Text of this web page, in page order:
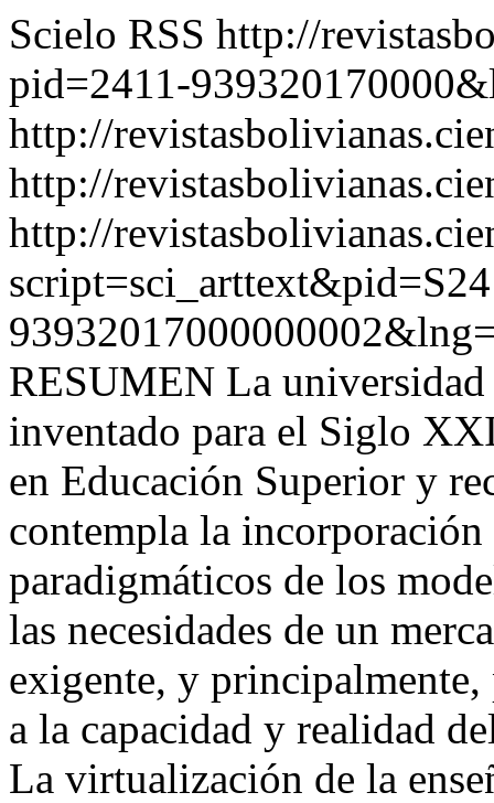
Scielo RSS http://
pid=2411-
http://
http://
http://
RESUMEN La
inventado para el Siglo
en Educación Superior y
contempla la
paradigmáticos de los
las necesidades de un
exigente, y principalmente,
a la capacidad y realidad
La virtualización de la